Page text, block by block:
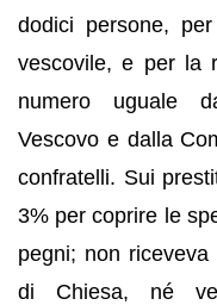
dodici persone,
vescovile, e per la
numero uguale
Vescovo e dalla
confratelli. Sui
3% per coprire le
pegni; non
di Chiesa, né